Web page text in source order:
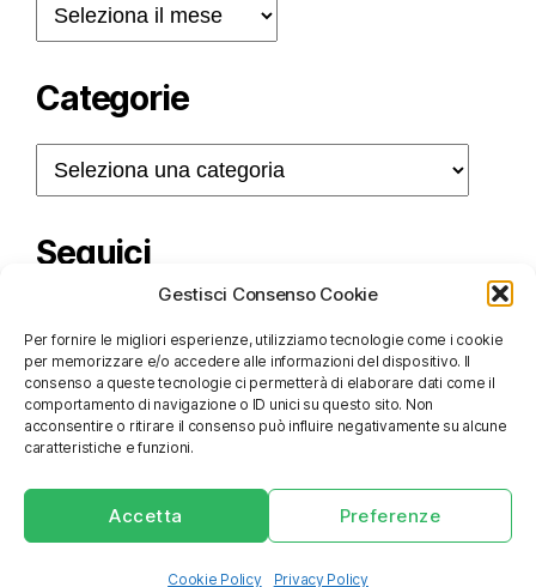
Gestisci Consenso Cookie
Per fornire le migliori esperienze, utilizziamo tecnologie come i cookie
per memorizzare e/o accedere alle informazioni del dispositivo. Il
consenso a queste tecnologie ci permetterà di elaborare dati come il
comportamento di navigazione o ID unici su questo sito. Non
acconsentire o ritirare il consenso può influire negativamente su alcune
caratteristiche e funzioni.
Accetta Preferenze
Cookie Policy Privacy Policy
Categorie
Seguici
© 2026Unione Italiana dei Ciechi e degli Ipovedenti –
ETS-APS Consiglio Regionale della Puglia